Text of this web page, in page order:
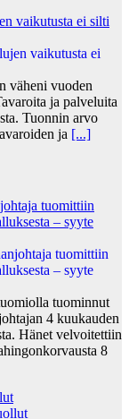
vaikutusta ei silti
väheni vuoden
ja palveluita
Tuonnin arvo
ja [...]
tuo­mit­tiin
– syyte
tuominnut
4 kuukauden
Hänet velvoitettiin
8